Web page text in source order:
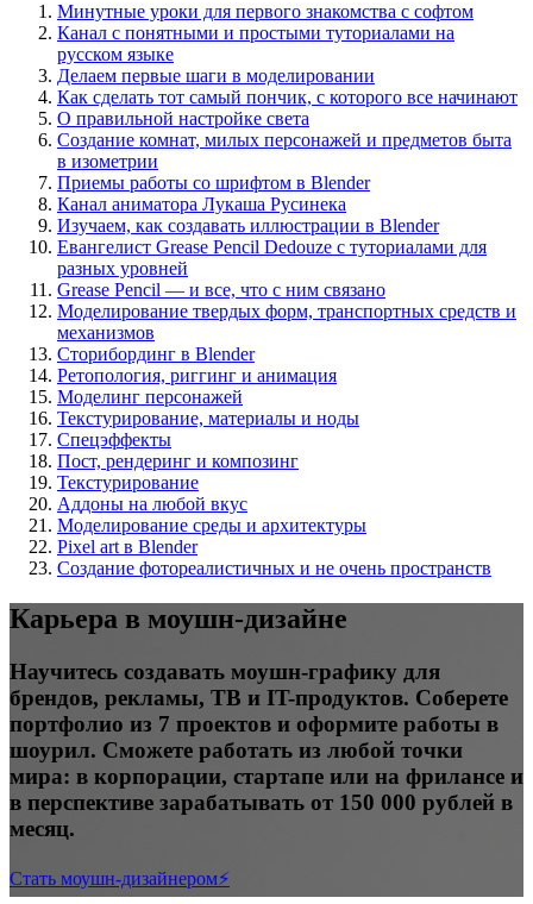
Минутные уроки для первого знакомства с софтом
Канал с понятными и простыми туториалами на
русском языке
Делаем первые шаги в моделировании
Как сделать тот самый пончик, с которого все начинают
О правильной настройке света
Создание комнат, милых персонажей и предметов быта
в изометрии
Приемы работы со шрифтом в Blender
Канал аниматора Лукаша Русинека
Изучаем, как создавать иллюстрации в Blender
Евангелист Grease Pencil Dedouze с туториалами для
разных уровней
Grease Pencil — и все, что с ним связано
Моделирование твердых форм, транспортных средств и
механизмов
Сторибординг в Blender
Ретопология, риггинг и анимация
Моделинг персонажей
Текстурирование, материалы и ноды
Спецэффекты
Пост, рендеринг и композинг
Текстурирование
Аддоны на любой вкус
Моделирование среды и архитектуры
Pixel art в Blender
Создание фотореалистичных и не очень пространств
Карьера в моушн-дизайне
Научитесь создавать моушн-графику для
брендов, рекламы, ТВ и IT-продуктов. Соберете
портфолио из 7 проектов и оформите работы в
шоурил. Сможете работать из любой точки
мира: в корпорации, стартапе или на фрилансе и
в перспективе зарабатывать от 150 000 рублей в
месяц.
Стать моушн-дизайнером⚡️